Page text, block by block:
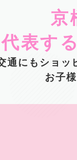
京
表す
通にもショッ
お子